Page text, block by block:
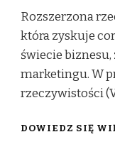
Rozszerzona
która zyskuje
świecie biznesu,
marketingu. W
rzeczywistości
DOWIEDZ SIĘ